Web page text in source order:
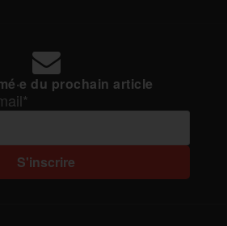
du prochain article